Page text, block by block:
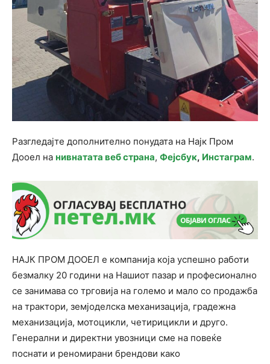
Разгледајте дополнително понудата на Најк Пром
Дооел на нивнатата веб страна, Фејсбук, Инстаграм.
НАЈК ПРОМ ДООЕЛ е компанија која успешно работи
безмалку 20 години на Нашиот пазар и професионално
се занимава со трговија на големо и мало со продажба
на трактори, земјоделска механизација, градежна
механизација, мотоцикли, четирицикли и друго.
Генерални и директни увозници сме на повеќе
поснати и реномирани брендови како